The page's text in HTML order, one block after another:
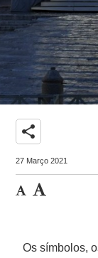
share
27 Março 2021
Os símbolos,